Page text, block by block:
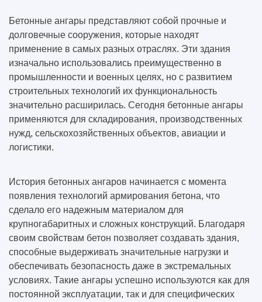
Бетонные ангары представляют собой прочные и
долговечные сооружения, которые находят
применение в самых разных отраслях. Эти здания
изначально использовались преимущественно в
промышленности и военных целях, но с развитием
строительных технологий их функциональность
значительно расширилась. Сегодня бетонные ангары
применяются для складирования, производственных
нужд, сельскохозяйственных объектов, авиации и
логистики.
История бетонных ангаров начинается с момента
появления технологий армирования бетона, что
сделало его надежным материалом для
крупногабаритных и сложных конструкций. Благодаря
своим свойствам бетон позволяет создавать здания,
способные выдерживать значительные нагрузки и
обеспечивать безопасность даже в экстремальных
условиях. Такие ангары успешно используются как для
постоянной эксплуатации, так и для специфических